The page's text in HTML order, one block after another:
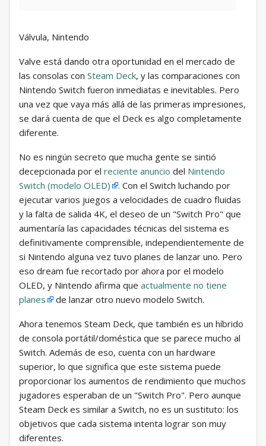
Válvula, Nintendo
Valve está dando otra oportunidad en el mercado de
las consolas con Steam Deck, y las comparaciones con
Nintendo Switch fueron inmediatas e inevitables. Pero
una vez que vaya más allá de las primeras impresiones,
se dará cuenta de que el Deck es algo completamente
diferente.
No es ningún secreto que mucha gente se sintió
decepcionada por el reciente anuncio del Nintendo
Switch (modelo OLED)
. Con el Switch luchando por
ejecutar varios juegos a velocidades de cuadro fluidas
y la falta de salida 4K, el deseo de un "Switch Pro" que
aumentaría las capacidades técnicas del sistema es
definitivamente comprensible, independientemente de
si Nintendo alguna vez tuvo planes de lanzar uno. Pero
eso dream fue recortado por ahora por el modelo
OLED, y Nintendo afirma que actualmente no tiene
planes
de lanzar otro nuevo modelo Switch.
Ahora tenemos Steam Deck, que también es un híbrido
de consola portátil/doméstica que se parece mucho al
Switch. Además de eso, cuenta con un hardware
superior, lo que significa que este sistema puede
proporcionar los aumentos de rendimiento que muchos
jugadores esperaban de un "Switch Pro". Pero aunque
Steam Deck es similar a Switch, no es un sustituto: los
objetivos que cada sistema intenta lograr son muy
diferentes.